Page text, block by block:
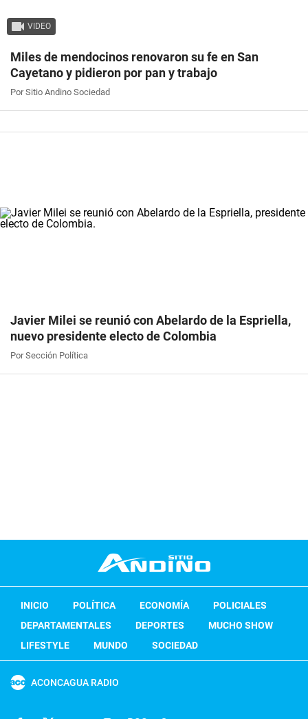
VIDEO
Miles de mendocinos renovaron su fe en San
Cayetano y pidieron por pan y trabajo
Por Sitio Andino Sociedad
Javier Milei se reunió con Abelardo de la Espriella,
nuevo presidente electo de Colombia
Por Sección Política
INICIO POLÍTICA ECONOMÍA
POLICIALES
DEPARTAMENTALES
DEPORTES
MUCHO SHOW
LIFESTYLE
MUNDO SOCIEDAD
ACONCAGUA RADIO